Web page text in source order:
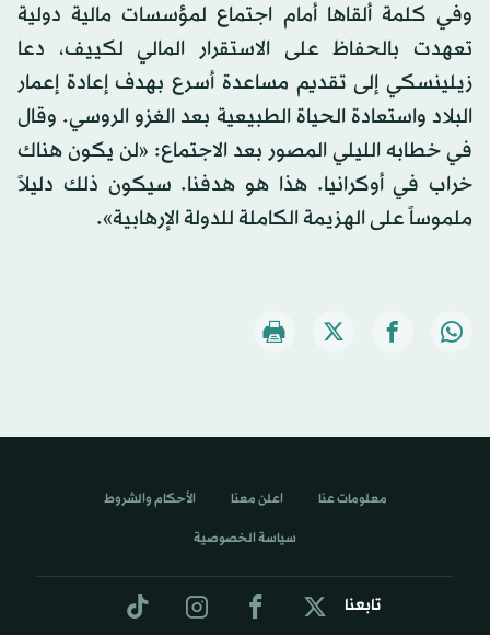
وفي كلمة ألقاها أمام اجتماع لمؤسسات مالية دولية
تعهدت بالحفاظ على الاستقرار المالي لكييف، دعا
زيلينسكي إلى تقديم مساعدة أسرع بهدف إعادة إعمار
البلاد واستعادة الحياة الطبيعية بعد الغزو الروسي. وقال
في خطابه الليلي المصور بعد الاجتماع: «لن يكون هناك
خراب في أوكرانيا. هذا هو هدفنا. سيكون ذلك دليلاً
ملموساً على الهزيمة الكاملة للدولة الإرهابية».
تابعنا
معلومات عنا اعلن معنا الأحكام والشروط
سياسة الخصوصية